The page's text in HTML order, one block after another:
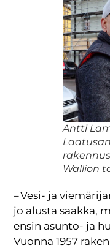
Antti
Wallion
– Vesi- ja
jo alusta saakka,
ensin asunto- ja
Vuonna 1957